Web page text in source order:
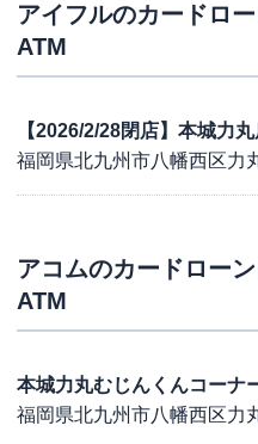
アイフルのカードロ
ATM
【2026/2/28閉店】本城力
福岡県北九州市八幡西区力
アコムのカードロー
ATM
本城力丸むじんくんコーナ
福岡県北九州市八幡西区力